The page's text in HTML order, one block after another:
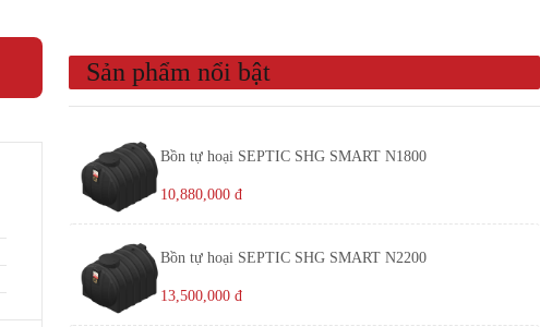
Sản phẩm nổi bật
Bồn tự hoại SEPTIC SHG SMART N1800
10,880,000 đ
Bồn tự hoại SEPTIC SHG SMART N2200
13,500,000 đ